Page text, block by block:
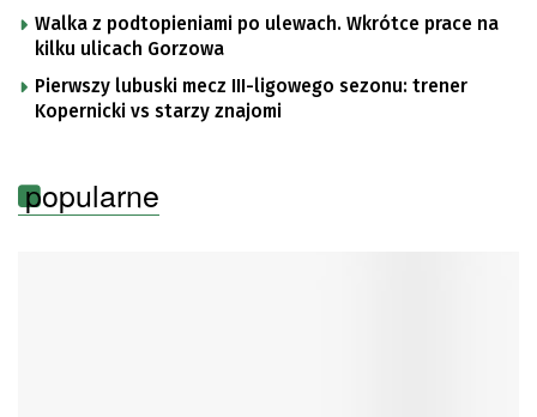
Walka z podtopieniami po ulewach. Wkrótce prace na
kilku ulicach Gorzowa
Pierwszy lubuski mecz III-ligowego sezonu: trener
Kopernicki vs starzy znajomi
popularne